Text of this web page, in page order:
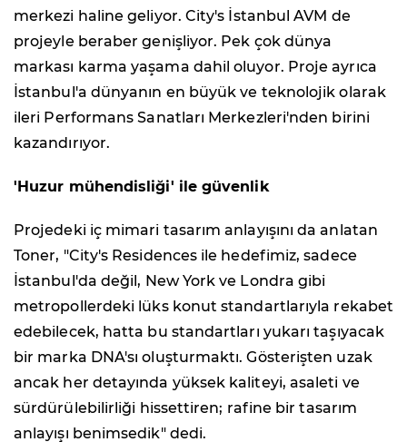
merkezi haline geliyor. City's İstanbul AVM de
projeyle beraber genişliyor. Pek çok dünya
markası karma yaşama dahil oluyor. Proje ayrıca
İstanbul'a dünyanın en büyük ve teknolojik olarak
ileri Performans Sanatları Merkezleri'nden birini
kazandırıyor.
'Huzur mühendisliği' ile güvenlik
Projedeki iç mimari tasarım anlayışını da anlatan
Toner, "City's Residences ile hedefimiz, sadece
İstanbul'da değil, New York ve Londra gibi
metropollerdeki lüks konut standartlarıyla rekabet
edebilecek, hatta bu standartları yukarı taşıyacak
bir marka DNA'sı oluşturmaktı. Gösterişten uzak
ancak her detayında yüksek kaliteyi, asaleti ve
sürdürülebilirliği hissettiren; rafine bir tasarım
anlayışı benimsedik" dedi.